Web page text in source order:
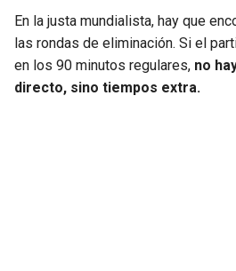
En la justa mundialista, hay que
las rondas de eliminación. Si el
en los 90 minutos regulares, no
directo, sino tiempos extra.